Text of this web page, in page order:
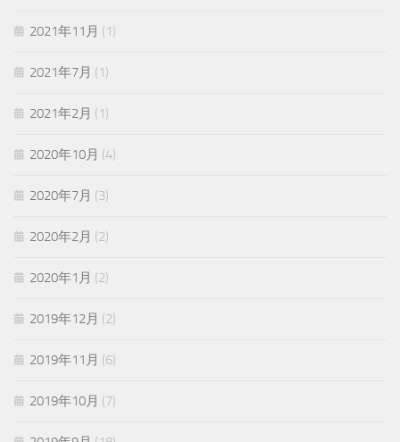
2021年11月 (1)
2021年7月 (1)
2021年2月 (1)
2020年10月 (4)
2020年7月 (3)
2020年2月 (2)
2020年1月 (2)
2019年12月 (2)
2019年11月 (6)
2019年10月 (7)